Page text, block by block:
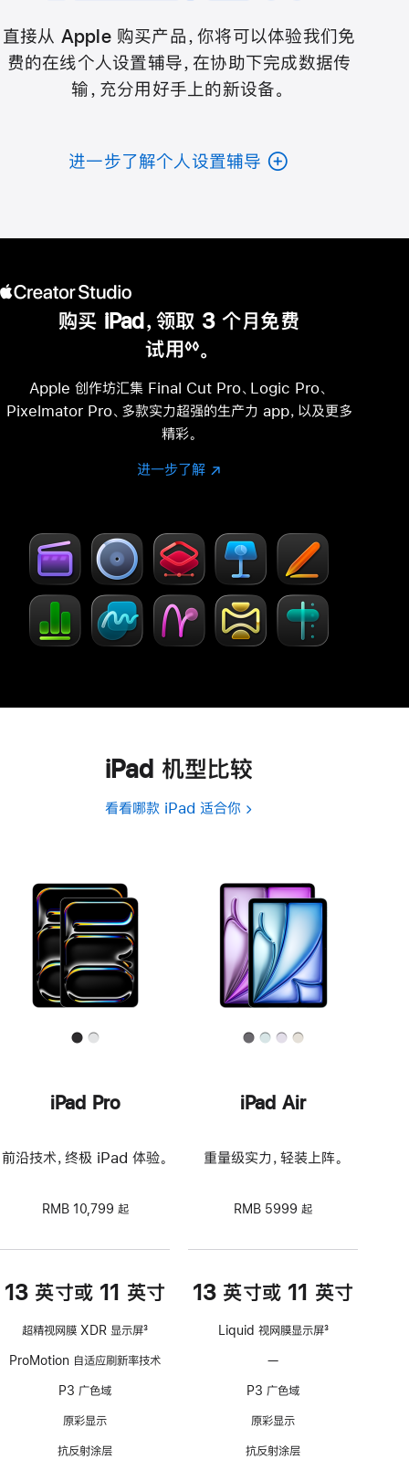
直接从 Apple 购买产品，你将可以体验我们免
费的在线个人设置辅导，在协助下完成数据传
输，充分用好手上的新设备。
进一步了解个人设置辅导
购买 iPad，领取 3 个月免费
试用
注
◊◊。
Apple 创作坊汇集 Final Cut Pro、Logic Pro、
Pixelmator Pro、多款实力超强的生产力 app，以及更多
精彩。
进一步了解 进
了
Creator Studio
(在
口
打
开)
iPad 机型比较
看看哪款 iPad 适合你
iPad Pro
前沿技术，终极 iPad 体验。
RMB 10,799 起
13 英寸或 11 英寸
超精视网膜 XDR 显示屏
注
3
ProMotion 自适应刷新率技术
P3 广色域
原彩显示
抗反射涂层
iPad Air
重量级实力，轻装上阵。
RMB 5999 起
13 英寸或 11 英寸
Liquid 视网膜显示屏3
—
持
ProMotion
适
P3 广色域
原彩显示
抗反射涂层